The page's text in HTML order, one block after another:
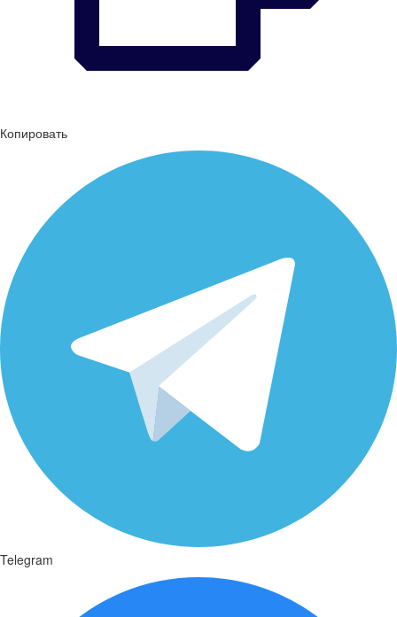
Копировать
Telegram